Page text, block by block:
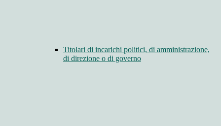
Titolari di incarichi politici, di amministrazione,
di direzione o di governo